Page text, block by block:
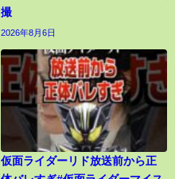
撮
2026年8月6日
仮面ライダーリド放送前から正